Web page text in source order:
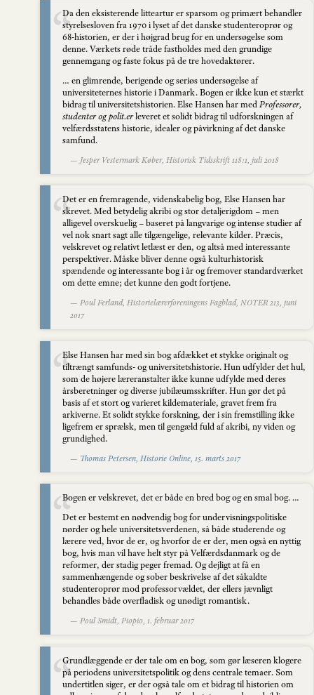
Da den eksisterende litteartur er sparsom og primært behandler
styrelsesloven fra 1970 i lyset af det danske studenteroprør og
68-historien, er der i højgrad brug for en undersøgelse som
denne. Værkets røde tråde fastholdes med den grundige
gennemgang og faste fokus på de tre hovedaktører.
… en glimrende, berigende og seriøs undersøgelse af
universiteternes historie i Danmark. Bogen er ikke kun et stærkt
bidrag til universitetshistorien. Else Hansen har medProfessorer,
studenter og polit.erleveret et solidt bidrag til udforskningen af
velfærdsstatens historie, idealer og påvirkning af det danske
samfund.
— Jesper Vestermark Køber, Historisk Tidsskrift 118:1, juli 2018
Det er en fremragende, videnskabelig bog, Else Hansen har
skrevet. Med betydelig akribi og stor detaljerigdom – men
alligevel overskuelig – baseret på langvarige og intense studier af
vel nok snart sagt alle tilgængelige, relevante kilder. Præcis,
velskrevet og relativt letlæst er den, og altså med interessante
perspektiver. Måske bliver denne også kulturhistorisk
spændende og interessante bog i år og fremover standardværket
om dette emne; det kunne den godt fortjene.
— Poul Ferland, Historielærerforeningens Fagblad, NOTER 213, juni
2017
Else Hansen har med sin bog afdækket et stykke originalt og
tiltrængt samfunds- og universitetshistorie. Hun udfylder det hul,
som de højere læreranstalter ikke kunne udfylde med deres
årsberetninger og diverse jubilæumsskrifter. Hun gør det på
basis af et stort og varieret kildemateriale, gravet frem fra
arkiverne. Et solidt stykke forskning, der i sin fremstilling ikke
ligefrem er sprælsk, men til gengæld fuld af akribi, ny viden og
grundighed.
— Thomas Petersen, Historie Online, 15. marts 2017
Bogen er velskrevet, det er både en bred bog og en smal bog. …
Det er bestemt en nødvendig bog for undervisningspolitiske
nørder og hele universitetsverdenen, så både studerende og
lærere ved, hvor de er, og hvorfor de er der, men også en nyttig
bog, hvis man vil have helt styr på Velfærdsdanmark og de
reformer, der stadig peger fremad. Og dejligt at få en
sammenhængende og sober beskrivelse af det såkaldte
studenteroprør mod professorvældet, der ellers jævnligt
behandles både overfladisk og unødigt romantisk.
— Poul Smidt, Piopio, 1. februar 2017
Grundlæggende er der tale om en bog, som gør læseren klogere
på periodens universitetspolitik og dens centrale temaer. Som
undertitlen siger, er der også tale om et bidrag til historien om